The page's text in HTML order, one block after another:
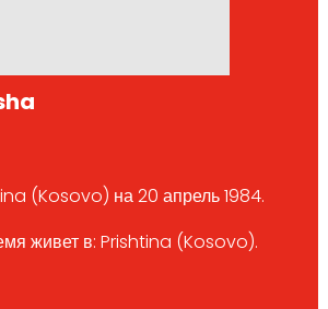
(Kosovo) на 20 апрель 1984.
живет в: Prishtina (Kosovo).